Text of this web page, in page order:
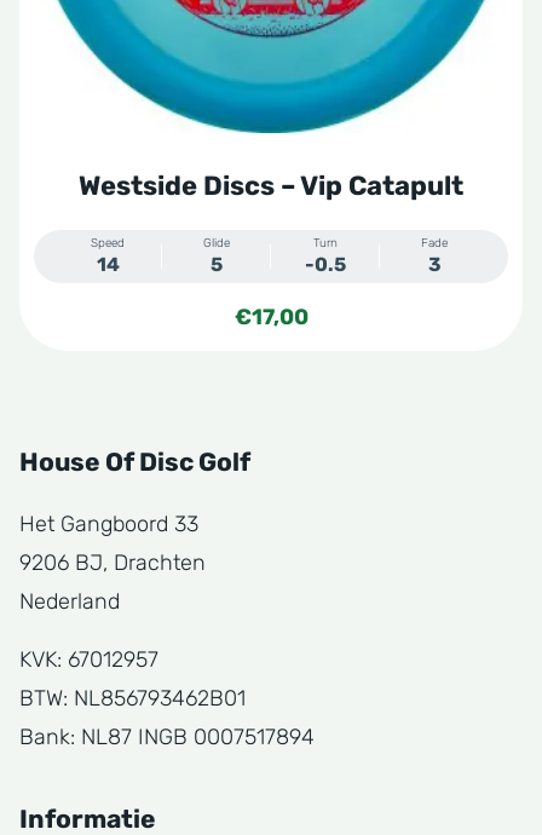
Westside Discs – Vip Catapult
Speed
14
Glide
5
Turn
-0.5
Fade
3
€17,00
worden
House Of Disc Golf
Het Gangboord 33
9206 BJ, Drachten
Nederland
KVK: 67012957
BTW: NL856793462B01
Bank: NL87 INGB 0007517894
Informatie